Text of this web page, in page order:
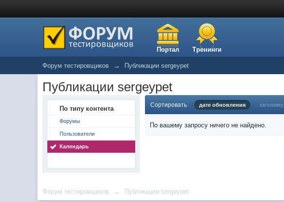
Портал Тренинги
Форум тестировщиков → Публикации sergeypet
Публикации sergeypet
По типу контента
Форумы
Пользователи
Календарь
Сортировать дате обновления заголовку
По вашему запросу ничего не найдено.
Форум тестировщиков → Публикации sergeypet